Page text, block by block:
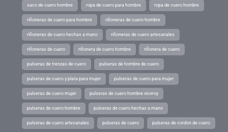
saco de cuero hombre ropa de cuero para hombre ropa de cuero hombre
riñoneras de cuero para hombre riñoneras de cuero hombre
riñoneras de cuero hechas a mano riñoneras de cuero artesanales
riñoneras de cuero riñonera de cuero hombre riñonera de cuero
pulseras de trenzas de cuero pulseras de hombre de cuero
pulseras de cuero y plata para mujer pulseras de cuero para mujer
pulseras de cuero mujer pulseras de cuero hombre viceroy
pulseras de cuero hombre pulseras de cuero hechas a mano
pulseras de cuero artesanales pulseras de cuero pulseras de cordon de cuero